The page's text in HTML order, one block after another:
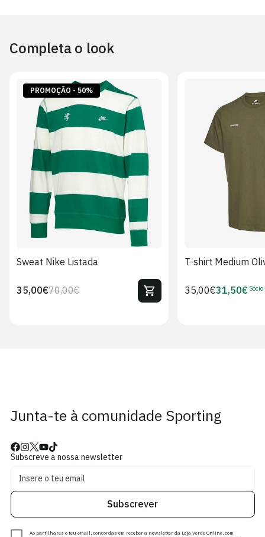
Artigos personalizados não podem ser devolvidos.
de EnvioeDevoluções
Completa o look
PROMOÇÃO - 50%
S XL 2XL
Sweat Nike Listada
Preço
70,00€Preço
35,00€
T-shirt Medium
Preço
35,00€Preço
31,50€ Sócio
Junta-te à comunidade Sporting
Subscreve a nossa newsletter
Subscrever
Ao partilhares o teu email, concordas em receber a newsletter da Loja Verde Online, com